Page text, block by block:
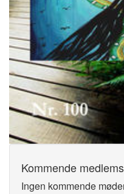
Kommende
Ingen kommende